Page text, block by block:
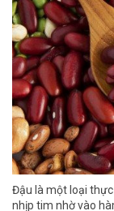
Đậu là một loại
nhịp tim nhờ vào